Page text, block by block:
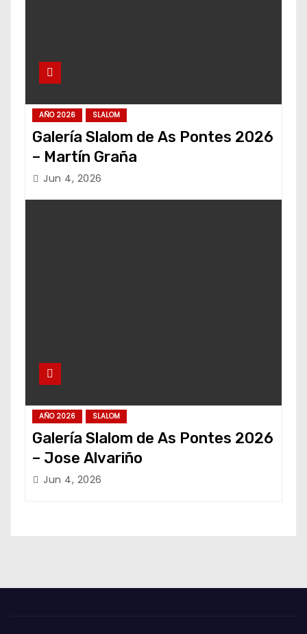
AÑO 2026 SLALOM
Galería Slalom de As Pontes 2026
– Martín Graña
Jun 4, 2026
AÑO 2026 SLALOM
Galería Slalom de As Pontes 2026
– Jose Alvariño
Jun 4, 2026